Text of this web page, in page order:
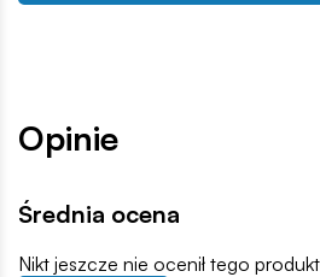
Opinie
Średnia ocena
Nikt jeszcze nie ocenił tego